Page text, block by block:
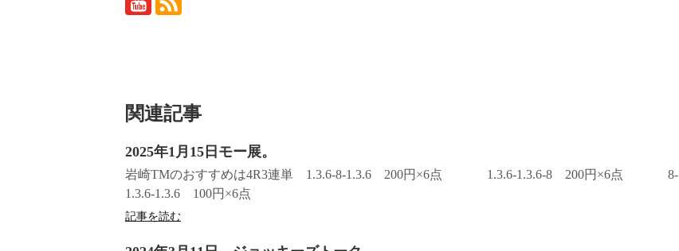
関連記事
2025年1月15日モー展。
岩崎TMのおすすめは4R3連単 1.3.6-8-1.3.6 200円×6点 1.3.6-1.3.6-8 200円×6点 8-
1.3.6-1.3.6 100円×6点
記事を読む